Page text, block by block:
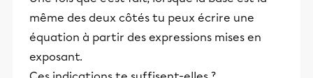
même des deux côtés tu peux écrire une
équation à partir des expressions mises en
exposant.